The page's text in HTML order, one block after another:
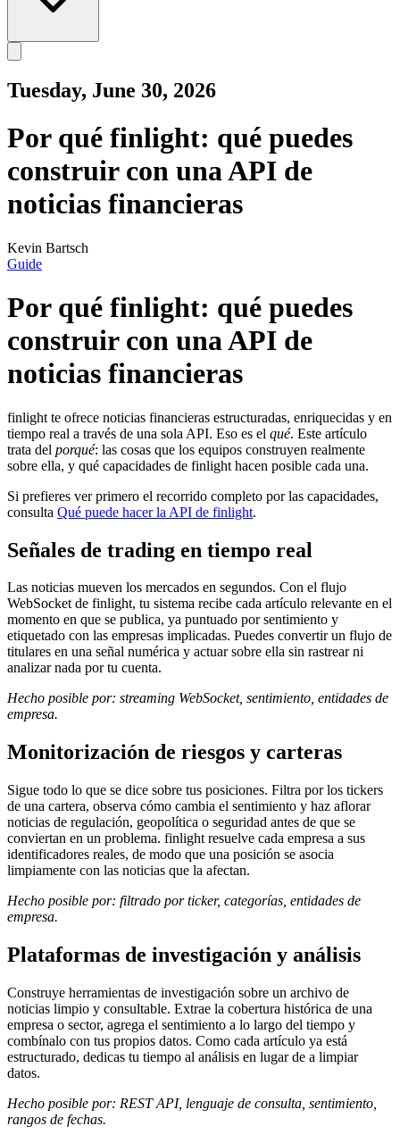
Tuesday, June 30, 2026
Por qué finlight: qué puedes
construir con una API de
noticias financieras
Kevin Bartsch
Guide
Por qué finlight: qué puedes
construir con una API de
noticias financieras
finlight te ofrece noticias financieras estructuradas, enriquecidas y en
tiempo real a través de una sola API. Eso es el qué. Este artículo
trata del porqué: las cosas que los equipos construyen realmente
sobre ella, y qué capacidades de finlight hacen posible cada una.
Si prefieres ver primero el recorrido completo por las capacidades,
consulta Qué puede hacer la API de finlight.
Señales de trading en tiempo real
Las noticias mueven los mercados en segundos. Con el flujo
WebSocket de finlight, tu sistema recibe cada artículo relevante en el
momento en que se publica, ya puntuado por sentimiento y
etiquetado con las empresas implicadas. Puedes convertir un flujo de
titulares en una señal numérica y actuar sobre ella sin rastrear ni
analizar nada por tu cuenta.
Hecho posible por: streaming WebSocket, sentimiento, entidades de
empresa.
Monitorización de riesgos y carteras
Sigue todo lo que se dice sobre tus posiciones. Filtra por los tickers
de una cartera, observa cómo cambia el sentimiento y haz aflorar
noticias de regulación, geopolítica o seguridad antes de que se
conviertan en un problema. finlight resuelve cada empresa a sus
identificadores reales, de modo que una posición se asocia
limpiamente con las noticias que la afectan.
Hecho posible por: filtrado por ticker, categorías, entidades de
empresa.
Plataformas de investigación y análisis
Construye herramientas de investigación sobre un archivo de
noticias limpio y consultable. Extrae la cobertura histórica de una
empresa o sector, agrega el sentimiento a lo largo del tiempo y
combínalo con tus propios datos. Como cada artículo ya está
estructurado, dedicas tu tiempo al análisis en lugar de a limpiar
datos.
Hecho posible por: REST API, lenguaje de consulta, sentimiento,
rangos de fechas.